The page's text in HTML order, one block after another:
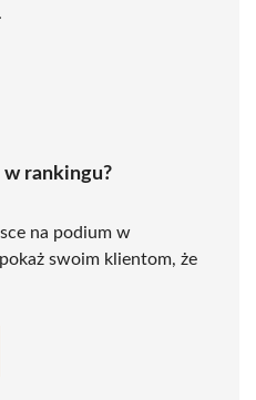
w rankingu?
na podium w
swoim klientom, że